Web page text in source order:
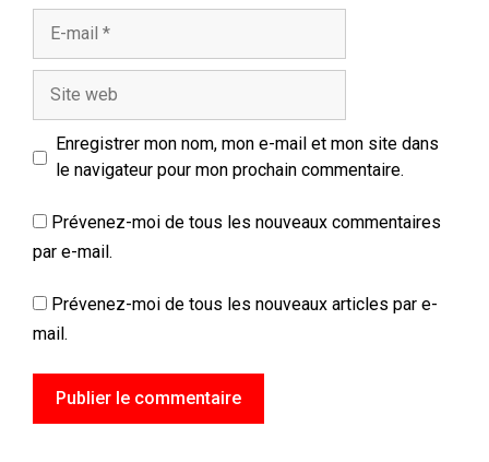
Enregistrer mon nom, mon e-mail et mon site dans
le navigateur pour mon prochain commentaire.
Prévenez-moi de tous les nouveaux commentaires
par e-mail.
Prévenez-moi de tous les nouveaux articles par e-
mail.